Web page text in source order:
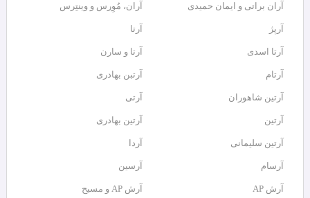
آران براتی و ایمان حمیدی آران، مُوِرس و وینتِرس
آرپژ آرتا
آرتا اسدی آرتا و سارن
آرتام آرتبن بهادری
آرتين شاهوران آرتی
آرتین آرتین بهادری
آرتین سلیمانی آردا
آرسام آرسین
آرش AP آرش AP و مسیح